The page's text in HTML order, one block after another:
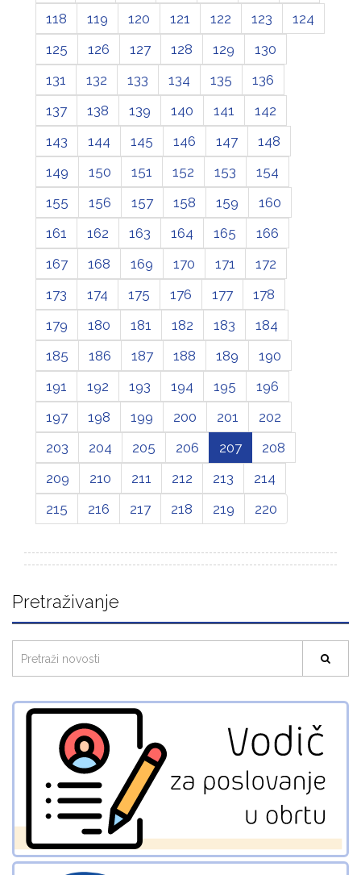
118 119 120 121 122 123
124
125
126 127 128 129
130
131
132 133 134 135
136
137
138 139 140 141
142
143
144 145 146 147
148
149
150 151 152 153
154
155
156 157 158 159
160
161
162 163 164 165
166
167
168 169 170 171
172
173
174 175 176 177
178
179
180 181 182 183
184
185
186 187 188 189
190
191
192 193 194 195
196
197
198 199 200 201
202
203
204 205 206 207
208
209
210 211 212 213
214
215
216 217 218 219 220
Pretraživanje